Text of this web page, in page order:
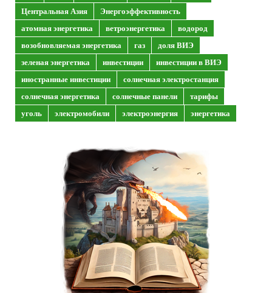
Центральная Азия
Энергоэффективность
атомная энергетика
ветроэнергетика
водород
возобновляемая энергетика
газ
доля ВИЭ
зеленая энергетика
инвестиции
инвестиции в ВИЭ
иностранные инвестиции
солнечная электростанция
солнечная энергетика
солнечные панели
тарифы
уголь
электромобили электроэнергия энергетика